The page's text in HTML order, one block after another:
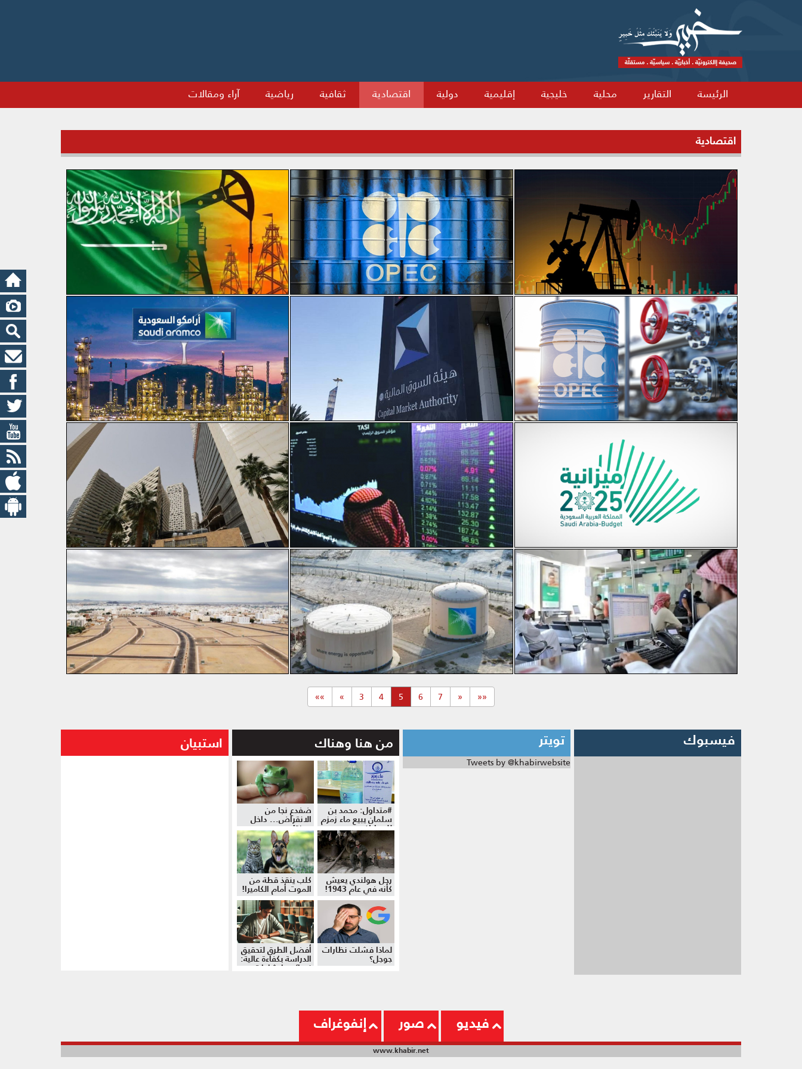
الرئيسة التقارير محلية خليجية إقليمية دولية اقتصادية ثقافية رياضية آراء ومقالات
اقتصادية
»» » 3 4 5 6 7 « ««
فيسبوك تويتر
Tweets by @khabirwebsite
من هنا وهناك
#متداول: محمد بن
سلمان يبيع ماء زمزم
للمواطنين
ضفدع نجا من
الانقراض... داخل
موزة!
رجل هولندي يعيش
كأنه في عام 1943!
كلب ينقذ قطة من
الموت أمام الكاميرا!
لماذا فشلت نظارات
جوجل؟
أفضل الطرق لتحقيق
الدراسة بكفاءة عالية:
نصائح وإرشادات
استبيان
فيديو صور إنفوغراف
www.khabir.net